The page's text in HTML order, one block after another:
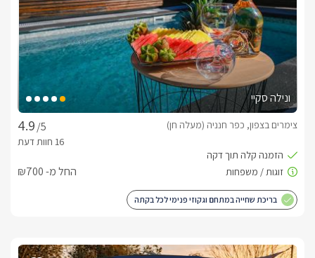
ונילה סקיי
/5
צימרים בצפון, כפר חנניה (מעלה חן)
החל מ- ₪700
בריכת שחייה במתחם וגקוזי פנימי לכל בקתה